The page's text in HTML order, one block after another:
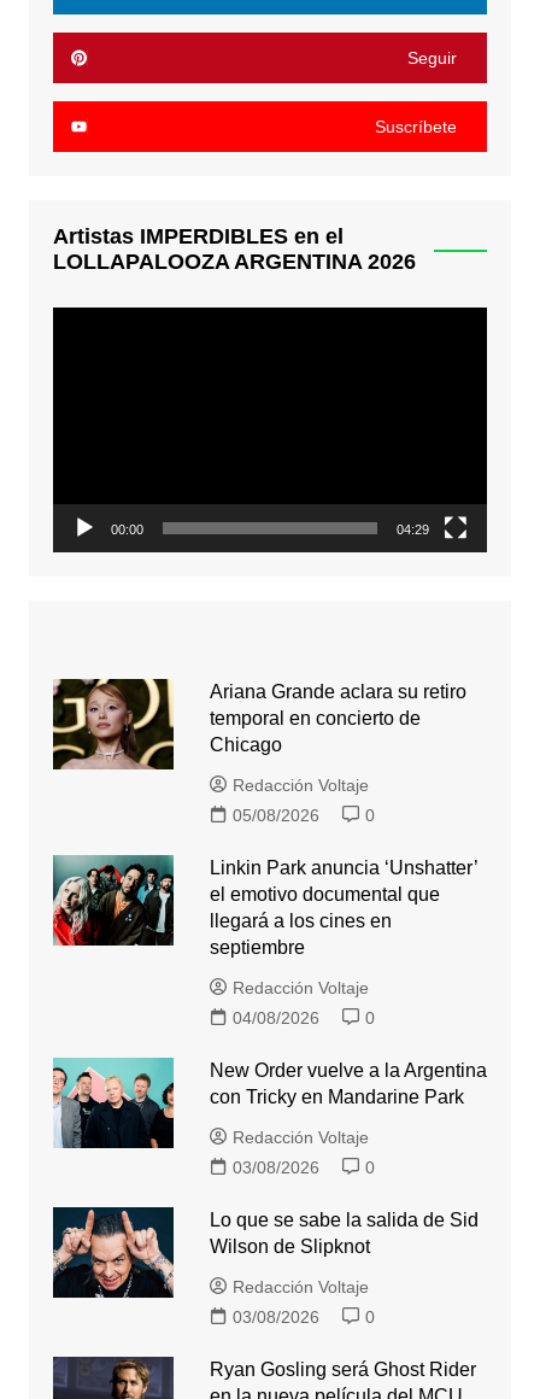
Seguir
Suscríbete
Artistas IMPERDIBLES en el
LOLLAPALOOZA ARGENTINA 2026
00:00 04:29
Ariana Grande aclara su retiro
temporal en concierto de
Chicago
Redacción Voltaje
05/08/2026
0
Linkin Park anuncia ‘Unshatter’
el emotivo documental que
llegará a los cines en
septiembre
Redacción Voltaje
04/08/2026
0
New Order vuelve a la Argentina
con Tricky en Mandarine Park
Redacción Voltaje
03/08/2026
0
Lo que se sabe la salida de Sid
Wilson de Slipknot
Redacción Voltaje
03/08/2026
0
Ryan Gosling será Ghost Rider